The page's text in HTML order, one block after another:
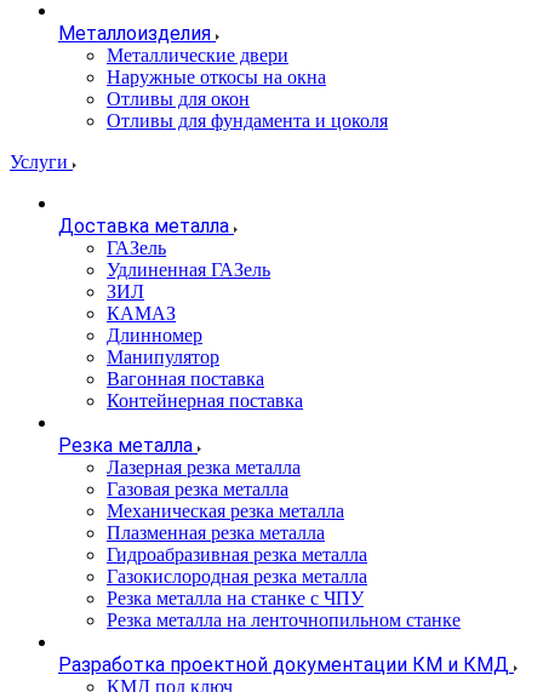
Металлоизделия
Металлические двери
Наружные откосы на окна
Отливы для окон
Отливы для фундамента и цоколя
Услуги
Доставка металла
ГАЗель
Удлиненная ГАЗель
ЗИЛ
КАМАЗ
Длинномер
Манипулятор
Вагонная поставка
Контейнерная поставка
Резка металла
Лазерная резка металла
Газовая резка металла
Механическая резка металла
Плазменная резка металла
Гидроабразивная резка металла
Газокислородная резка металла
Резка металла на станке с ЧПУ
Резка металла на ленточнопильном станке
Разработка проектной документации КМ и КМД
КМД под ключ